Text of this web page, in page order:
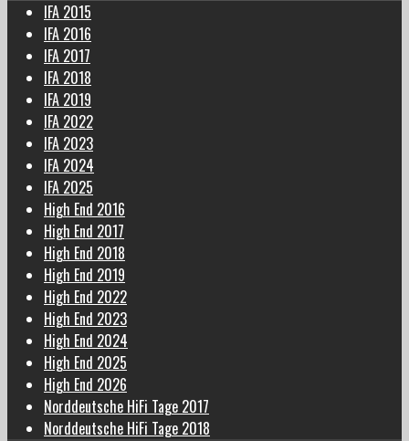
IFA 2015
IFA 2016
IFA 2017
IFA 2018
IFA 2019
IFA 2022
IFA 2023
IFA 2024
IFA 2025
High End 2016
High End 2017
High End 2018
High End 2019
High End 2022
High End 2023
High End 2024
High End 2025
High End 2026
Norddeutsche HiFi Tage 2017
Norddeutsche HiFi Tage 2018